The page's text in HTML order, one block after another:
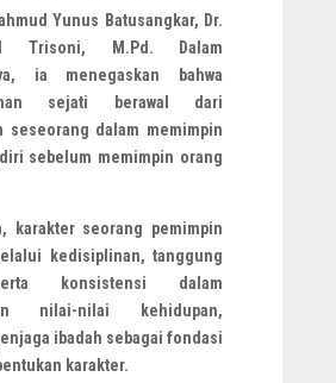
Yunus Batusangkar, Dr.
Trisoni, M.Pd. Dalam
ia menegaskan bahwa
sejati berawal dari
seseorang dalam memimpin
sebelum memimpin orang
karakter seorang pemimpin
kedisiplinan, tanggung
konsistensi dalam
nilai-nilai kehidupan,
ibadah sebagai fondasi
karakter.